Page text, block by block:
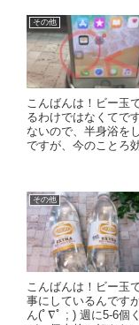
その他
こんばんは！ビー玉
るわけではなくてで
ないので、半身浴を
ですが、今のことろ
その他
こんばんは！ビー玉
事にしているんです
ん(ﾟ∇ﾟ ; ) 週に5-6個